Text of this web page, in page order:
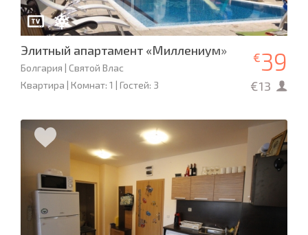
Элитный апартамент «Миллениум»
Болгария | Святой Влас
Квартира | Комнат: 1 | Гостей: 3
€39
€13